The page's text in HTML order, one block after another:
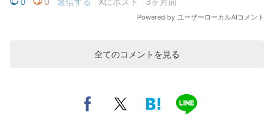
全てのコメントを見る